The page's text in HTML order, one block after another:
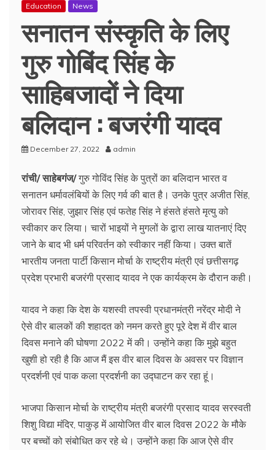
Education News
सनातन संस्कृति के लिए
गुरु गोबिंद सिंह के
साहिबजादों ने दिया
बलिदान : बजरंगी यादव
December 27, 2022 admin
रांची/ साहेबगंज/गुरु गोविंद सिंह के पुत्रों का बलिदान भारत व
सनातन धर्मावलंबियों के लिए गर्व की बात है। उनके पुत्र अजीत सिंह,
जोरावर सिंह, जुझार सिंह एवं फतेह सिंह ने हंसते हंसते मृत्यु को
स्वीकार कर लिया। चारों भाइयों ने मुगलों के द्वारा लाख यातनाएं दिए
जाने के बाद भी धर्म परिवर्तन को स्वीकार नहीं किया। उक्त बातें
भारतीय जनता पार्टी किसान मोर्चा के राष्ट्रीय मंत्री एवं छत्तीसगढ़
प्रदेश प्रभारी बजरंगी प्रसाद यादव ने एक कार्यक्रम के दौरान कही।
यादव ने कहा कि देश के यशस्वी तपस्वी प्रधानमंत्री नरेंद्र मोदी ने
ऐसे वीर बालकों की शहादत को नमन करते हुए पूरे देश में वीर बाल
दिवस मनाने की घोषणा 2022 में की। उन्होंने कहा कि मुझे बहुत
खुशी हो रही है कि आज मैं इस वीर बाल दिवस के अवसर पर विज्ञान
प्रदर्शनी एवं पाक कला प्रदर्शनी का उद्घाटन कर रहा हूं।
भाजपा किसान मोर्चा के राष्ट्रीय मंत्री बजरंगी प्रसाद यादव सरस्वती
शिशु विद्या मंदिर, पाकुड़ में आयोजित वीर बाल दिवस 2022 के मौके
पर बच्चों को संबोधित कर रहे थे। उन्होंने कहा कि आज ऐसे वीर